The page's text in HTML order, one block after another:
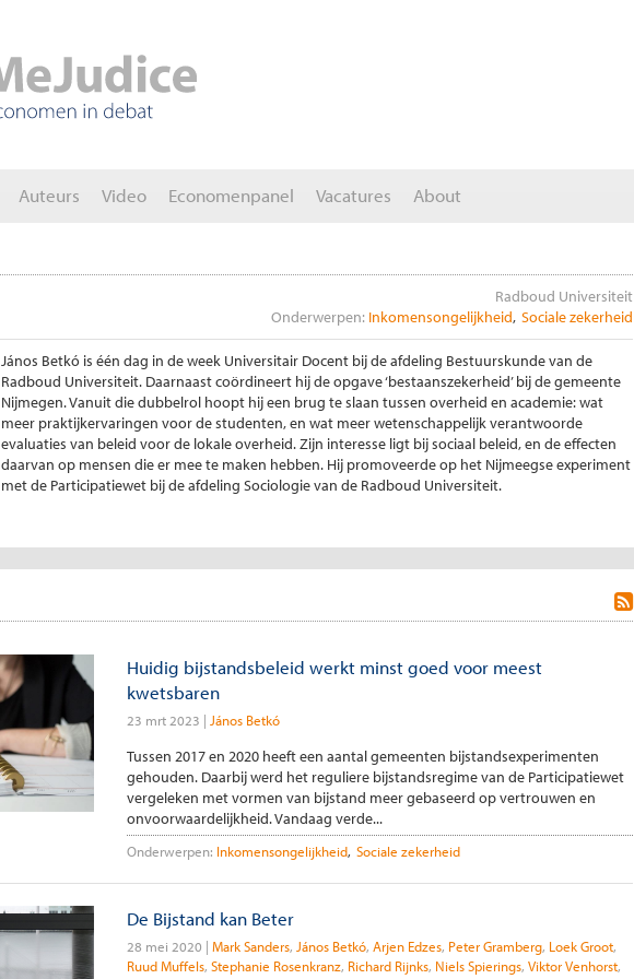
Auteurs Video Economenpanel Vacatures About
Radboud Universiteit
Onderwerpen: Inkomensongelijkheid Sociale zekerheid
János Betkó is één dag in de week Universitair Docent bij de afdeling Bestuurskunde van de
Radboud Universiteit. Daarnaast coördineert hij de opgave ‘bestaanszekerheid’ bij de gemeente
Nijmegen. Vanuit die dubbelrol hoopt hij een brug te slaan tussen overheid en academie: wat
meer praktijkervaringen voor de studenten, en wat meer wetenschappelijk verantwoorde
evaluaties van beleid voor de lokale overheid. Zijn interesse ligt bij sociaal beleid, en de effecten
daarvan op mensen die er mee te maken hebben. Hij promoveerde op het Nijmeegse experiment
met de Participatiewet bij de afdeling Sociologie van de Radboud Universiteit.
Huidig bijstandsbeleid werkt minst goed voor meest
kwetsbaren
23 mrt 2023 János Betkó
Tussen 2017 en 2020 heeft een aantal gemeenten bijstandsexperimenten
gehouden. Daarbij werd het reguliere bijstandsregime van de Participatiewet
vergeleken met vormen van bijstand meer gebaseerd op vertrouwen en
onvoorwaardelijkheid. Vandaag verde...
Onderwerpen: Inkomensongelijkheid Sociale zekerheid
De Bijstand kan Beter
28 mei 2020 Mark Sanders János Betkó Arjen Edzes Peter Gramberg Loek Groot
Ruud Muffels Stephanie Rosenkranz Richard Rijnks Niels Spierings Viktor Venhorst